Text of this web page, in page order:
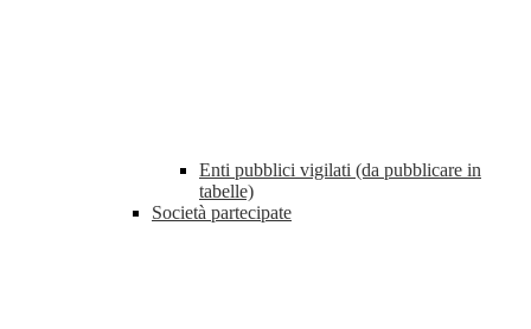
Enti pubblici vigilati (da pubblicare in
tabelle)
Società partecipate